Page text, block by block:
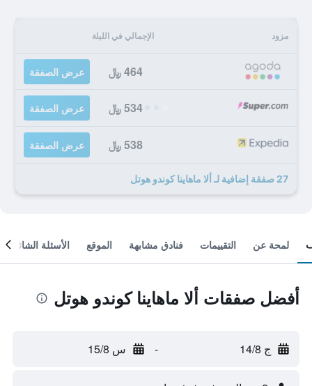
مزود الإجمالي في الليلة
464 ﷼ عرض الصفقة
534 ﷼ عرض الصفقة
538 ﷼ عرض الصفقة
27 صفقة إضافية لـ ألا ماهاينا كوندو هوتل
لمحة عن التقييمات فنادق مشابهة الموقع الأسئلة الشائعة
أفضل صفقات ألا ماهاينا كوندو هوتل
ج 14/8 - س 15/8